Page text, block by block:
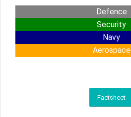
Defence
Security
Navy
Aerospace
Factsheet